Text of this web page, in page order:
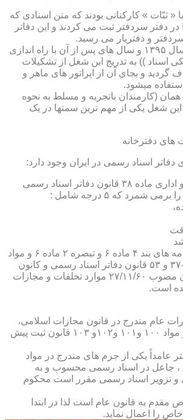
« ثبّات » کارکنانی بودند که متن اسنادی که
در دفتر سردفتر ثبت می کردند و این دفاتر
و دفتریار می رسید.
از سال های ۱۳۹۲ تا سال ۱۳۹۵ و سال های پس از آن با راه اندازی
اسناد )) به تدریج این شغل از تشکیلات
گردید و بجای آن از اپراتور های ماهر و
میشود.
(کارمندان باتجربه و مسلط به نحوه
این شغل یکی از مهم ترین سمتها در یک
دفترخانه
اسناد رسمی در ایران وجود دارد:
۱-مسئولیت انتظامی و اداری ماده ۳۸ قانون دفاتر اسناد رسمی
شمرد که ۵ درجه شامل :
و طبق ماده ۲۹ آئین نامه های بند ۴ ماده ۶ و تبصره ۲ ماده ۶ و مواد
۱۴- ۱۷-۱۹-۲۰-۲۴-۲۸-۳۷ و ۵۳ قانون دفاتر اسناد رسمی و کانون
سردفتران و دفتریاران مصوب ۲۷/۱۱/۶۰ موارد تخلفات و مجازات
است.
عام مندرج در قانون مجازات اسلامی،
مقررات خاصی نیز در مواد ۱۰۰ و۱۰۱ و۱۰۲و ۱۰۳ قانون ثبت پیش
عامداً یکی از جرم های مندرج در مواد
، جاعل در اسناد رسمی محسوب و به
و تزویر اسناد رسمی مقرر است محکوم
مقدم به قانون عام است لذا در ابتدا
را اعمال نماید.